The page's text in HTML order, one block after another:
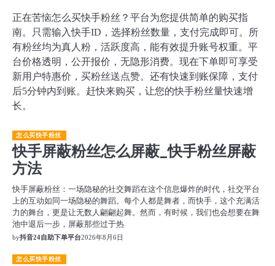
正在苦恼怎么买快手粉丝？平台为您提供简单的购买指
南。只需输入快手ID，选择粉丝数量，支付完成即可。所
有粉丝均为真人粉，活跃度高，能有效提升账号权重。平
台价格透明，公开报价，无隐形消费。现在下单即可享受
新用户特惠价，买粉丝送点赞。还有快速到账保障，支付
后5分钟内到账。赶快来购买，让您的快手粉丝量快速增
长。
怎么买快手粉丝
快手屏蔽粉丝怎么屏蔽_快手粉丝屏蔽
方法
快手屏蔽粉丝：一场隐秘的社交舞蹈在这个信息爆炸的时代，社交平台
上的互动如同一场隐秘的舞蹈。每个人都是舞者，而快手，这个充满活
力的舞台，更是让无数人翩翩起舞。然而，有时候，我们也会想要在舞
池中退后一步，屏蔽那些过于热
by抖音24自助下单平台2026年8月6日
怎么买快手粉丝